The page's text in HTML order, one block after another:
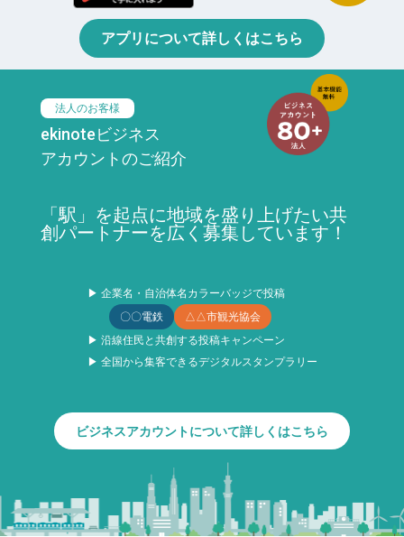
アプリについて詳しくはこちら
法人のお客様
ekinoteビジネス
アカウントのご紹介
「駅」を起点に地域を盛り上げたい共
創パートナーを広く募集しています！
▶ 企業名・自治体名カラーバッジで投稿
〇〇電鉄
△△市観光協会
▶ 沿線住民と共創する投稿キャンペーン
▶ 全国から集客できるデジタルスタンプラリー
ビジネスアカウントについて詳しくはこちら